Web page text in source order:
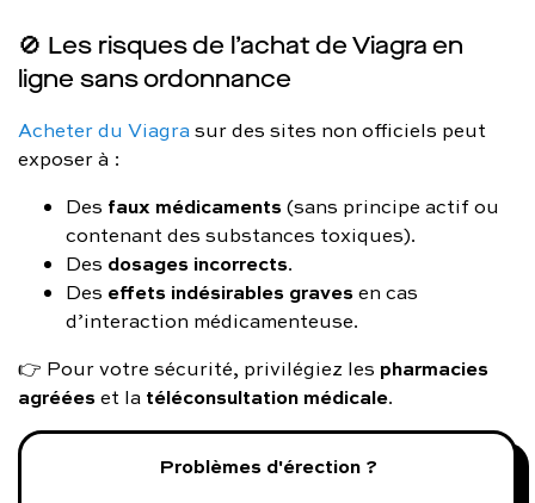
🚫 Les risques de l’achat de Viagra en
ligne sans ordonnance
Acheter du Viagrasur des sites non officiels peut
exposer à :
Des faux médicaments(sans principe actif ou
contenant des substances toxiques).
Des dosages incorrects.
Des effets indésirables gravesen cas
d’interaction médicamenteuse.
👉 Pour votre sécurité, privilégiez les pharmacies
agrééeset la téléconsultation médicale.
Problèmes d'érection ?